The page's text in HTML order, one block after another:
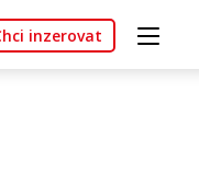
inzerovat